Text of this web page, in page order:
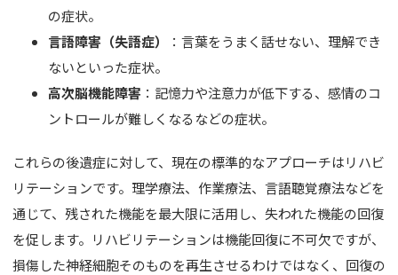
フェイス
豊胸
バスト
脂肪吸引
の症状。
言語障害（失語症）
：言葉をうまく話せない、理解でき
ないといった症状。
高次脳機能障害 ：記憶力や注意力が低下する、感情のコ
ントロールが難しくなるなどの症状。
これらの後遺症に対して、現在の標準的なアプローチはリハビ
リテーションです。理学療法、作業療法、言語聴覚療法などを
通じて、残された機能を最大限に活用し、失われた機能の回復
を促します。リハビリテーションは機能回復に不可欠ですが、
損傷した神経細胞そのものを再生させるわけではなく、回復の